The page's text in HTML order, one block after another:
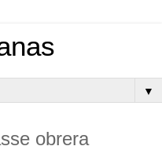
▼
obrera